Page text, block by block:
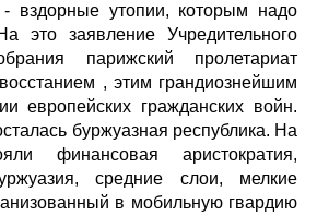
- вздорные утопии, которым надо
это заявление Учредительного
парижский пролетариат
, этим грандиознейшим
европейских гражданских войн.
буржуазная республика. На
финансовая аристократия,
средние слои, мелкие
в мобильную гвардию